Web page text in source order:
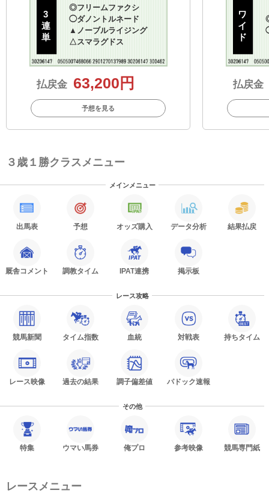
3
連
単
◎フリームファクシ
◯ダノントルネード
▲ ノーブルライジング
△ スマラグドス
払戻金 63,200円
予想を見る
ワ
イ
ド
払戻金
３歳１勝クラスメニュー
メインメニュー
出馬表 予想 オッズ購入 データ分析 結果払戻
厩舎コメント 調教タイム IPAT連携 掲示板
レース攻略
競馬新聞 タイム指数 血統 対戦表 持ちタイム
レース映像 過去の結果 調子偏差値 パドック速報
その他
特集 ウマい馬券 俺プロ 参考映像 競馬専門紙
レースメニュー